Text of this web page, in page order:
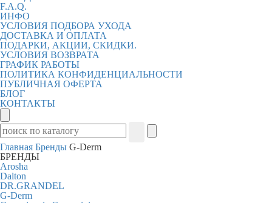
F.A.Q.
ИНФО
УСЛОВИЯ ПОДБОРА УХОДА
ДОСТАВКА И ОПЛАТА
ПОДАРКИ, АКЦИИ, СКИДКИ.
УСЛОВИЯ ВОЗВРАТА
ГРАФИК РАБОТЫ
ПОЛИТИКА КОНФИДЕНЦИАЛЬНОСТИ
ПУБЛИЧНАЯ ОФЕРТА
БЛОГ
КОНТАКТЫ
Главная Бренды G-Derm
БРЕНДЫ
Arosha
Dalton
DR.GRANDEL
G-Derm